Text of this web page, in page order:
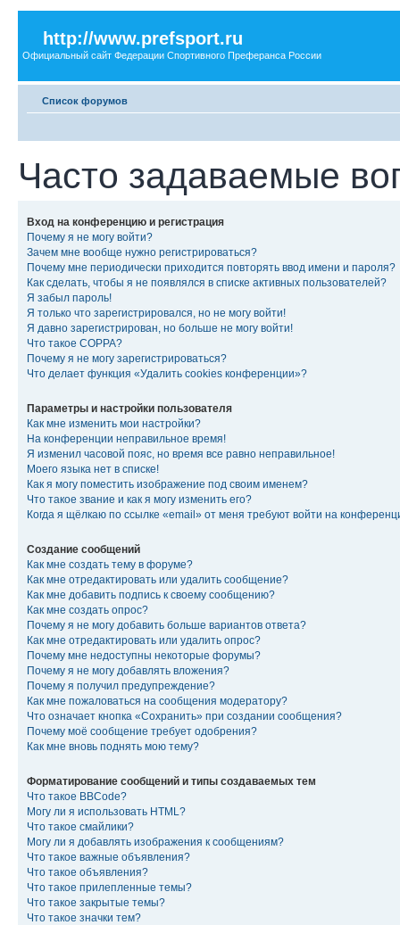
http://www.prefsport.ru
Официальный сайт Федерации Спортивного Преферанса России
Список форумов
Часто задаваемые
Вход на конференцию и регистрация
Почему я не могу войти?
Зачем мне вообще нужно регистрироваться?
Почему мне периодически приходится повторять ввод имени и пароля?
Как сделать, чтобы я не появлялся в списке активных пользователей?
Я забыл пароль!
Я только что зарегистрировался, но не могу войти!
Я давно зарегистрирован, но больше не могу войти!
Что такое COPPA?
Почему я не могу зарегистрироваться?
Что делает функция «Удалить cookies конференции»?
Параметры и настройки пользователя
Как мне изменить мои настройки?
На конференции неправильное время!
Я изменил часовой пояс, но время все равно неправильное!
Моего языка нет в списке!
Как я могу поместить изображение под своим именем?
Что такое звание и как я могу изменить его?
Когда я щёлкаю по ссылке «email» от меня требуют войти на
Создание сообщений
Как мне создать тему в форуме?
Как мне отредактировать или удалить сообщение?
Как мне добавить подпись к своему сообщению?
Как мне создать опрос?
Почему я не могу добавить больше вариантов ответа?
Как мне отредактировать или удалить опрос?
Почему мне недоступны некоторые форумы?
Почему я не могу добавлять вложения?
Почему я получил предупреждение?
Как мне пожаловаться на сообщения модератору?
Что означает кнопка «Сохранить» при создании сообщения?
Почему моё сообщение требует одобрения?
Как мне вновь поднять мою тему?
Форматирование сообщений и типы создаваемых тем
Что такое BBCode?
Могу ли я использовать HTML?
Что такое смайлики?
Могу ли я добавлять изображения к сообщениям?
Что такое важные объявления?
Что такое объявления?
Что такое прилепленные темы?
Что такое закрытые темы?
Что такое значки тем?